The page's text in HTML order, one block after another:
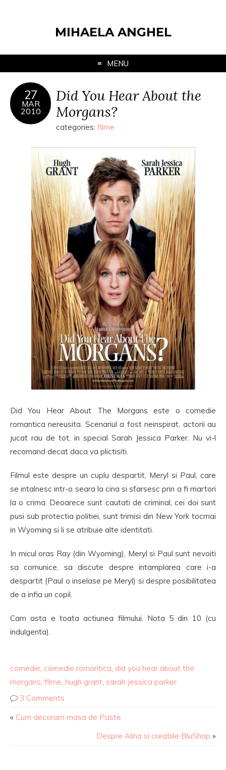
MIHAELA ANGHEL
MENU
27
MAR
2010
Did You Hear About the
Morgans?
categories: filme
Did You Hear About The Morgans este o comedie
romantica nereusita. Scenariul a fost neinspirat, actorii au
jucat rau de tot, in special Sarah Jessica Parker. Nu vi-l
recomand decat daca va plictisiti.
Filmul este despre un cuplu despartit, Meryl si Paul, care
se intalnesc intr-o seara la cina si sfarsesc prin a fi martori
la o crima. Deoarece sunt cautati de criminal, cei doi sunt
pusi sub protectia politiei, sunt trimisi din New York tocmai
in Wyoming si li se atribuie alte identitati.
In micul oras Ray (din Wyoming), Meryl si Paul sunt nevoiti
sa comunice, sa discute despre intamplarea care i-a
despartit (Paul o inselase pe Meryl) si despre posibilitatea
de a infia un copil.
Cam asta e toata actiunea filmului. Nota 5 din 10 (cu
indulgenta).
comedie, comedie romantica, did you hear about the
morgans, filme, hugh grant, sarah jessica parker
3 Comments
« Cum decoram masa de Paste
Despre Alina si creatiile BluShop »